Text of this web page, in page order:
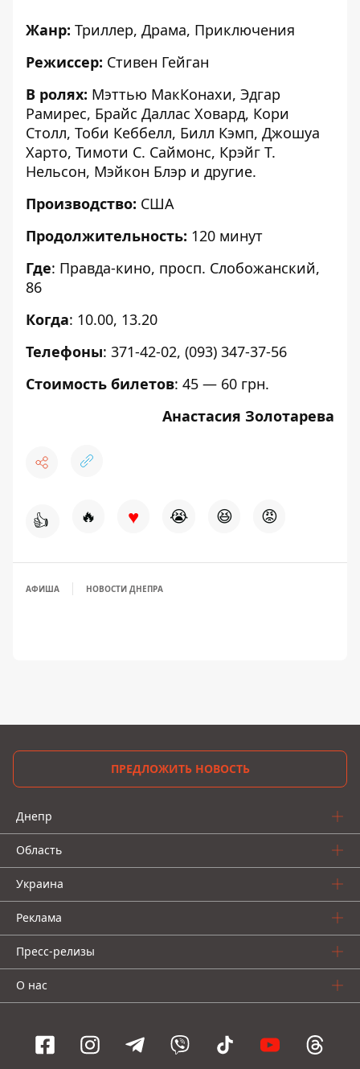
Жанр: Триллер, Драма, Приключения
Режиссер: Стивен Гейган
В ролях: Мэттью МакКонахи, Эдгар
Рамирес, Брайс Даллас Ховард, Кори
Столл, Тоби Кеббелл, Билл Кэмп, Джошуа
Харто, Тимоти С. Саймонс, Крэйг Т.
Нельсон, Мэйкон Блэр и другие.
Производство: США
Продолжительность: 120 минут
Где: Правда-кино, просп. Слобожанский,
86
Когда: 10.00, 13.20
Телефоны: 371-42-02, (093) 347-37-56
Стоимость билетов: 45 — 60 грн.
Анастасия Золотарева
👍 🔥 ♥ 😭 😆 😡
АФИША НОВОСТИ ДНЕПРА
ПРЕДЛОЖИТЬ НОВОСТЬ
Днепр
Область
Украина
Реклама
Пресс-релизы
О нас